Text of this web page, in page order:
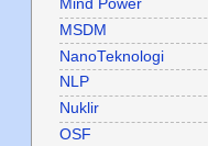
Mind Power
MSDM
NanoTeknologi
NLP
Nuklir
OSF